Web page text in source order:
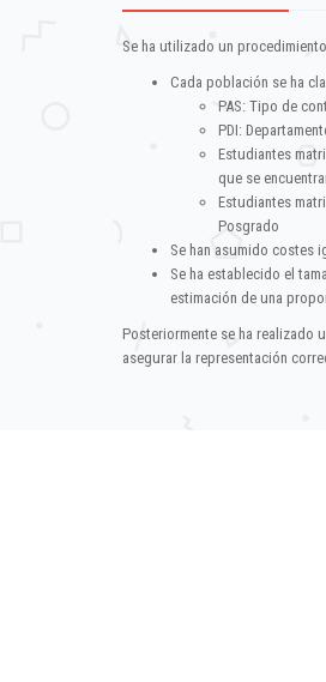
Se ha utilizado un
Cada población se ha
PAS: Tipo de
PDI:
Estudiantes
que se
Estudiantes
Posgrado
Se han asumido costes
Se ha establecido el
estimación de una
Posteriormente se ha realizado
asegurar la representación